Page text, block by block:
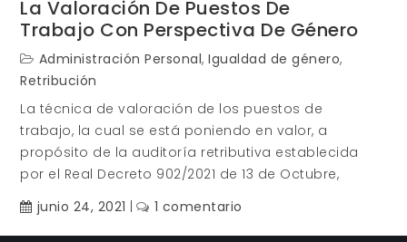
La Valoración De Puestos De
Trabajo Con Perspectiva De Género
Administración Personal,Igualdad de género,
Retribución
La técnica de valoración de los puestos de
trabajo, la cual se está poniendo en valor, a
propósito de la auditoría retributiva establecida
por el Real Decreto 902/2021 de 13 de Octubre,
junio 24, 2021
1 comentario